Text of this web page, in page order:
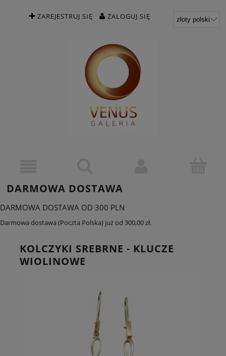
ZAREJESTRUJ SIĘ ZALOGUJ SIĘ
DARMOWA DOSTAWA
DARMOWA DOSTAWA OD 300 PLN
Darmowa dostawa (Poczta Polska) już od 300,00 zł.
KOLCZYKI SREBRNE - KLUCZE
WIOLINOWE